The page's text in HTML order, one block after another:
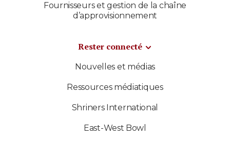
Fournisseurs et gestion de la chaîne
d’approvisionnement
Rester connecté
Nouvelles et médias
Ressources médiatiques
Shriners International
East-West Bowl